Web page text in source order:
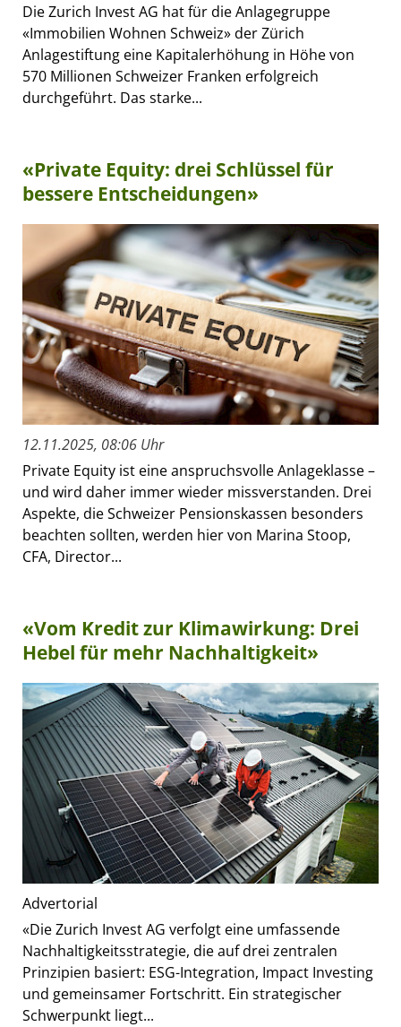
Die Zurich Invest AG hat für die Anlagegruppe
«Immobilien Wohnen Schweiz» der Zürich
Anlagestiftung eine Kapitalerhöhung in Höhe von
570 Millionen Schweizer Franken erfolgreich
durchgeführt. Das starke...
«Private Equity: drei Schlüssel für
bessere Entscheidungen»
12.11.2025, 08:06 Uhr
Private Equity ist eine anspruchsvolle Anlageklasse –
und wird daher immer wieder missverstanden. Drei
Aspekte, die Schweizer Pensionskassen besonders
beachten sollten, werden hier von Marina Stoop,
CFA, Director...
«Vom Kredit zur Klimawirkung: Drei
Hebel für mehr Nachhaltigkeit»
Advertorial
«Die Zurich Invest AG verfolgt eine umfassende
Nachhaltigkeitsstrategie, die auf drei zentralen
Prinzipien basiert: ESG-Integration, Impact Investing
und gemeinsamer Fortschritt. Ein strategischer
Schwerpunkt liegt...